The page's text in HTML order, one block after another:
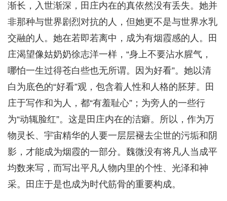
渐长，入世渐深，田庄内在的真依然没有丢失。她并
非那种与世界剧烈对抗的人，但她更不是与世界水乳
交融的人。她在若即若离中，成为有烟霞感的人。田
庄渴望像姑奶奶徐志洋一样，“身上不要沾水腥气，
哪怕一生过得苍白些也无所谓。因为好看”。她以清
白为底色的“好看”观，包含着人性和人格的胚芽。田
庄于写作和为人，都“有羞耻心”；为旁人的一些行
为“动辄脸红”。这是田庄内在的洁癖。所以，作为万
物灵长、宇宙精华的人要一层层褪去尘世的污垢和阴
影，才能成为烟霞的一部分。魏微没有将凡人当成平
均数来写，而写出平凡人物内里的个性、光泽和神
采。田庄于是也成为时代筋骨的重要构成。